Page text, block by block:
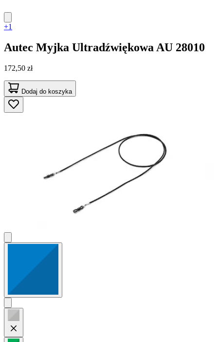
+1
Autec Myjka Ultradźwiękowa AU 28010
172,50 zł
Dodaj do koszyka